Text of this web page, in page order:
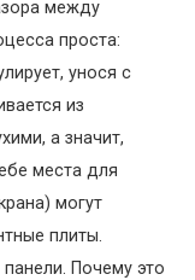
между
проста:
унося с
из
а значит,
места для
могут
плиты.
Почему это